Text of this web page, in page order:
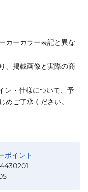
カーカラー表記と異な
、掲載画像と実際の商
ン・仕様について、予
めご了承ください。
ポイント